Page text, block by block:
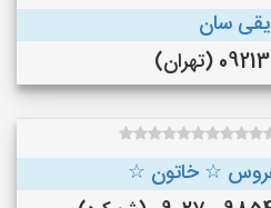
سان
(تهران)
☆ خاتون ☆